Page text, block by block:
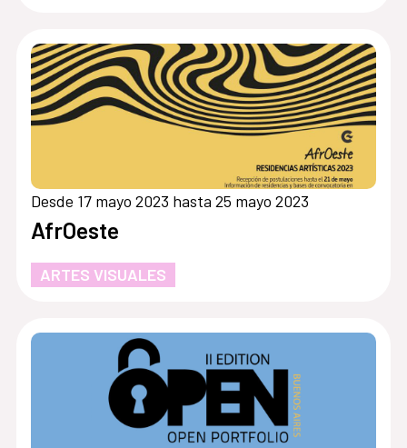
Desde 17 mayo 2023 hasta 25 mayo 2023
AfrOeste
ARTES VISUALES